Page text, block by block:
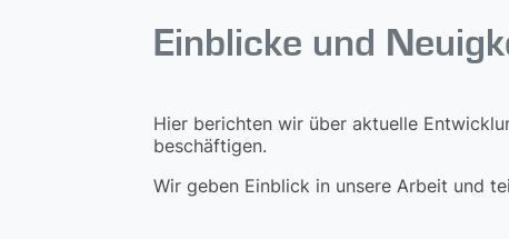
Einblicke und
Hier berichten wir über aktuelle
beschäftigen.
Wir geben Einblick in unsere Arbeit und